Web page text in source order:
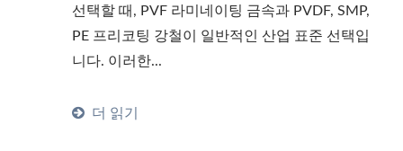
선택할 때, PVF 라미네이팅 금속과 PVDF, SMP,
PE 프리코팅 강철이 일반적인 산업 표준 선택입
니다. 이러한...
더 읽기